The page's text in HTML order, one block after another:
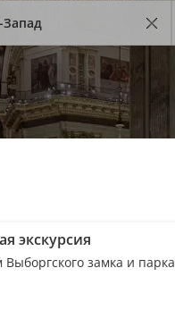
Запад
экскурсия
замка и парка